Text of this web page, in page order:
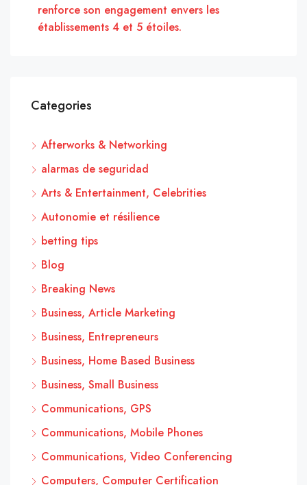
renforce son engagement envers les
établissements 4 et 5 étoiles.
Categories
Afterworks & Networking
alarmas de seguridad
Arts & Entertainment, Celebrities
Autonomie et résilience
betting tips
Blog
Breaking News
Business, Article Marketing
Business, Entrepreneurs
Business, Home Based Business
Business, Small Business
Communications, GPS
Communications, Mobile Phones
Communications, Video Conferencing
Computers, Computer Certification